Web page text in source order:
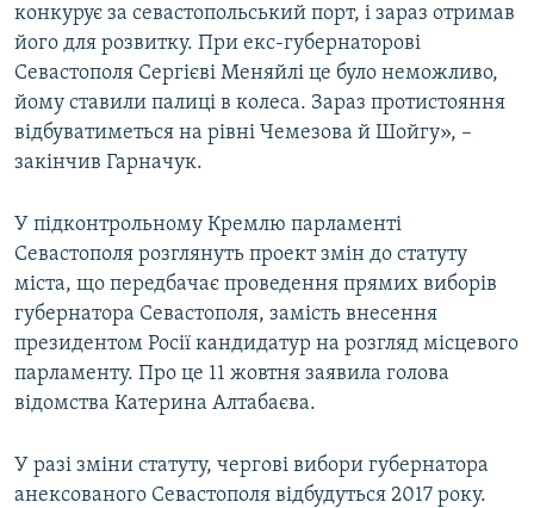
конкурує за севастопольський порт, і зараз отримав
його для розвитку. При екс-губернаторові
Севастополя Сергієві Меняйлі це було неможливо,
йому ставили палиці в колеса. Зараз протистояння
відбуватиметься на рівні Чемезова й Шойгу», –
закінчив Гарначук.
У підконтрольному Кремлю парламенті
Севастополя розглянуть проект змін до статуту
міста, що передбачає проведення прямих виборів
губернатора Севастополя, замість внесення
президентом Росії кандидатур на розгляд місцевого
парламенту. Про це 11 жовтня заявила голова
відомства Катерина Алтабаєва.
У разі зміни статуту, чергові вибори губернатора
анексованого Севастополя відбудуться 2017 року.